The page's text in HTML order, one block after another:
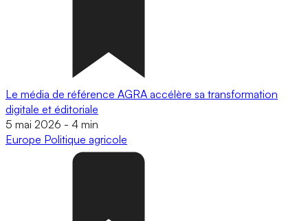
Le média de référence AGRA accélère sa transformation
digitale et éditoriale
5 mai 2026 - 4 min
Europe Politique agricole